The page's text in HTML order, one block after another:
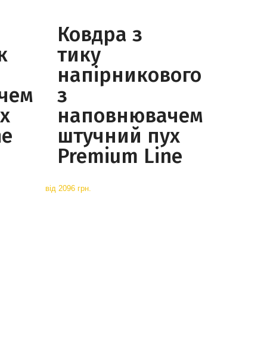
Ковдра з
тику
напірникового
з
наповнювачем
штучний пух
Premium Line
від 2096 грн.